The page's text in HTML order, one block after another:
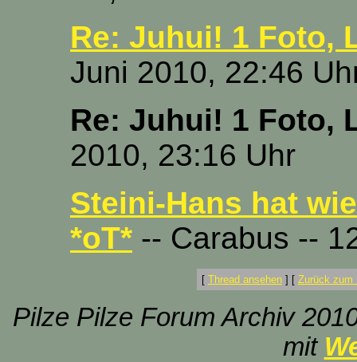
Re: Juhui! 1 Foto,
Juni 2010, 22:46
Re: Juhui! 1 Foto,
2010, 23:16 Uhr
Steini-Hans hat
*oT* -- Carabus --
[ Thread ansehen ] [ Zurück zum
Pilze Pilze Forum Archiv
mit